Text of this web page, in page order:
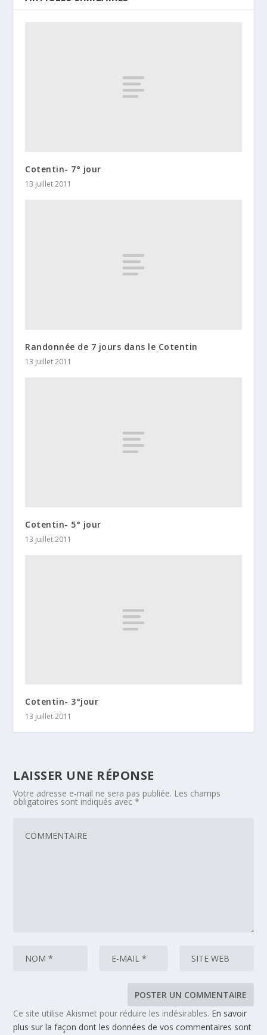
Cotentin- 7° jour
13 juillet 2011
Randonnée de 7 jours dans le Cotentin
13 juillet 2011
Cotentin- 5° jour
13 juillet 2011
Cotentin- 3°jour
13 juillet 2011
LAISSER UNE RÉPONSE
Votre adresse e-mail ne sera pas publiée. Les champs
obligatoires sont indiqués avec*
Ce site utilise Akismet pour réduire les indésirables. En savoir
plus sur la façon dont les données de vos commentaires sont